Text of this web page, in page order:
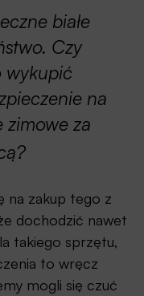
białe
Czy
wykupić
na
zimowe za
na zakup tego z
dochodzić nawet
takiego sprzętu,
to wręcz
mogli się czuć